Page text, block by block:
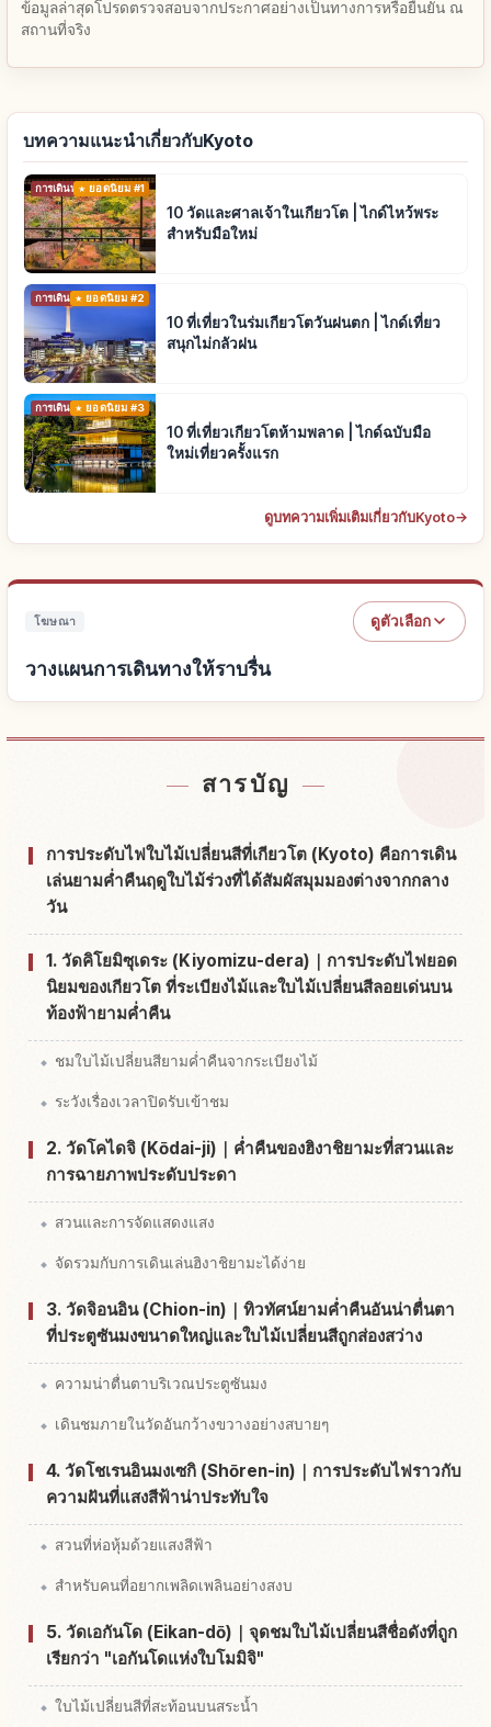
ข้อมูลล่าสุดโปรดตรวจสอบจากประกาศอย่างเป็นทางการหรือยืนยัน ณ
สถานที่จริง
บทความแนะนำเกี่ยวกับKyoto
การเดินทาง ยอดนิยม #1
10 วัดและศาลเจ้าในเกียวโต | ไกด์ไหว้พระ
สำหรับมือใหม่
การเดินทางยอดนิยม #2
10 ที่เที่ยวในร่มเกียวโตวันฝนตก | ไกด์เที่ยว
สนุกไม่กลัวฝน
การเดินทางยอดนิยม #3
10 ที่เที่ยวเกียวโตห้ามพลาด | ไกด์ฉบับมือ
ใหม่เที่ยวครั้งแรก
ดูบทความเพิ่มเติมเกี่ยวกับKyoto→
โฆษณา ดูตัวเลือก
วางแผนการเดินทางให้ราบรื่น
สารบัญ
การประดับไฟใบไม้เปลี่ยนสีที่เกียวโต (Kyoto) คือการเดิน
เล่นยามค่ำคืนฤดูใบไม้ร่วงที่ได้สัมผัสมุมมองต่างจากกลาง
วัน
1. วัดคิโยมิซุเดระ (Kiyomizu-dera)｜การประดับไฟยอด
นิยมของเกียวโต ที่ระเบียงไม้และใบไม้เปลี่ยนสีลอยเด่นบน
ท้องฟ้ายามค่ำคืน
ชมใบไม้เปลี่ยนสียามค่ำคืนจากระเบียงไม้
ระวังเรื่องเวลาปิดรับเข้าชม
2. วัดโคไดจิ (Kōdai-ji)｜ค่ำคืนของฮิงาชิยามะที่สวนและ
การฉายภาพประดับประดา
สวนและการจัดแสดงแสง
จัดรวมกับการเดินเล่นฮิงาชิยามะได้ง่าย
3. วัดจิอนอิน (Chion-in)｜ทิวทัศน์ยามค่ำคืนอันน่าตื่นตา
ที่ประตูซันมงขนาดใหญ่และใบไม้เปลี่ยนสีถูกส่องสว่าง
ความน่าตื่นตาบริเวณประตูซันมง
เดินชมภายในวัดอันกว้างขวางอย่างสบายๆ
4. วัดโชเรนอินมงเซกิ (Shōren-in)｜การประดับไฟราวกับ
ความฝันที่แสงสีฟ้าน่าประทับใจ
สวนที่ห่อหุ้มด้วยแสงสีฟ้า
สำหรับคนที่อยากเพลิดเพลินอย่างสงบ
5. วัดเอกันโด (Eikan-dō)｜จุดชมใบไม้เปลี่ยนสีชื่อดังที่ถูก
เรียกว่า "เอกันโดแห่งใบโมมิจิ"
ใบไม้เปลี่ยนสีที่สะท้อนบนสระน้ำ